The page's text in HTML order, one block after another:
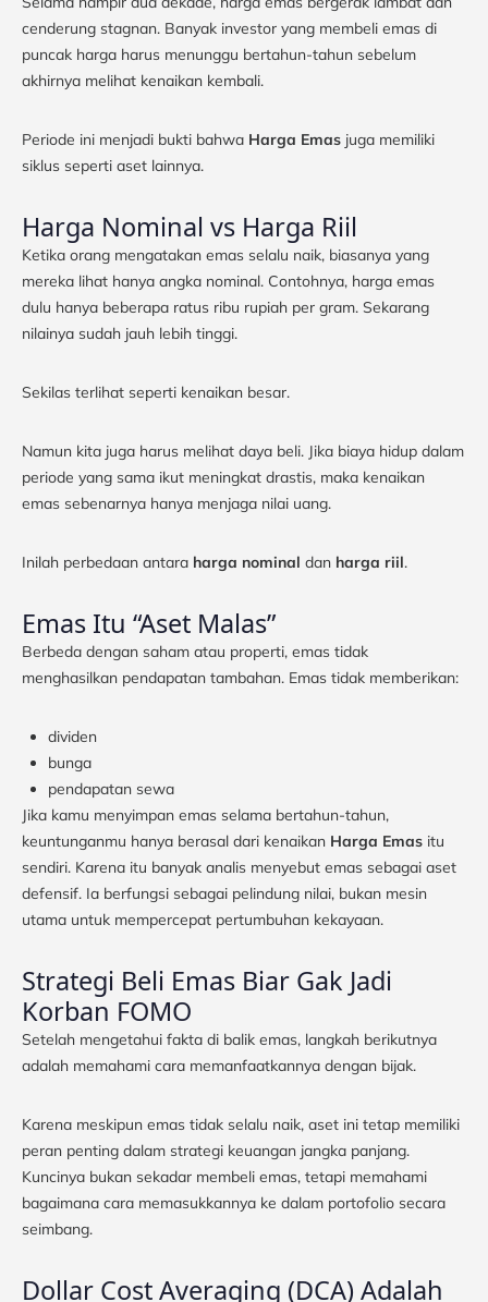
cenderung stagnan. Banyak investor yang membeli emas di
puncak harga harus menunggu bertahun-tahun sebelum
akhirnya melihat kenaikan kembali.
Periode ini menjadi bukti bahwa Harga Emas juga memiliki
siklus seperti aset lainnya.
Harga Nominal vs Harga Riil
Ketika orang mengatakan emas selalu naik, biasanya yang
mereka lihat hanya angka nominal. Contohnya, harga emas
dulu hanya beberapa ratus ribu rupiah per gram. Sekarang
nilainya sudah jauh lebih tinggi.
Sekilas terlihat seperti kenaikan besar.
Namun kita juga harus melihat daya beli. Jika biaya hidup dalam
periode yang sama ikut meningkat drastis, maka kenaikan
emas sebenarnya hanya menjaga nilai uang.
Inilah perbedaan antara harga nominal dan harga riil.
Emas Itu “Aset Malas”
Berbeda dengan saham atau properti, emas tidak
menghasilkan pendapatan tambahan. Emas tidak memberikan:
dividen
bunga
pendapatan sewa
Jika kamu menyimpan emas selama bertahun-tahun,
keuntunganmu hanya berasal dari kenaikan Harga Emas itu
sendiri. Karena itu banyak analis menyebut emas sebagai aset
defensif. Ia berfungsi sebagai pelindung nilai, bukan mesin
utama untuk mempercepat pertumbuhan kekayaan.
Strategi Beli Emas Biar Gak Jadi
Korban FOMO
Setelah mengetahui fakta di balik emas, langkah berikutnya
adalah memahami cara memanfaatkannya dengan bijak.
Karena meskipun emas tidak selalu naik, aset ini tetap memiliki
peran penting dalam strategi keuangan jangka panjang.
Kuncinya bukan sekadar membeli emas, tetapi memahami
bagaimana cara memasukkannya ke dalam portofolio secara
seimbang.
Dollar Cost Averaging (DCA) Adalah